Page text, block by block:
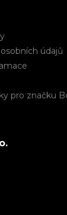
údajů
pro značku